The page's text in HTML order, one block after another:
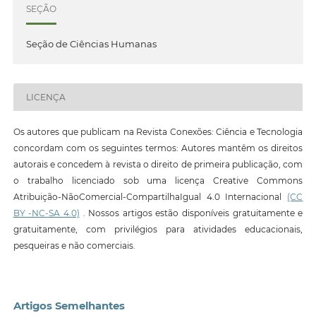
SEÇÃO
Seção de Ciências Humanas
LICENÇA
Os autores que publicam na Revista Conexões: Ciência e Tecnologia
concordam com os seguintes termos: Autores mantêm os direitos
autorais e concedem à revista o direito de primeira publicação, com
o trabalho licenciado sob uma licença Creative Commons
Atribuição-NãoComercial-CompartilhaIgual 4.0 Internacional (CC
BY -NC-SA 4.0) . Nossos artigos estão disponíveis gratuitamente e
gratuitamente, com privilégios para atividades educacionais,
pesqueiras e não comerciais.
Artigos Semelhantes